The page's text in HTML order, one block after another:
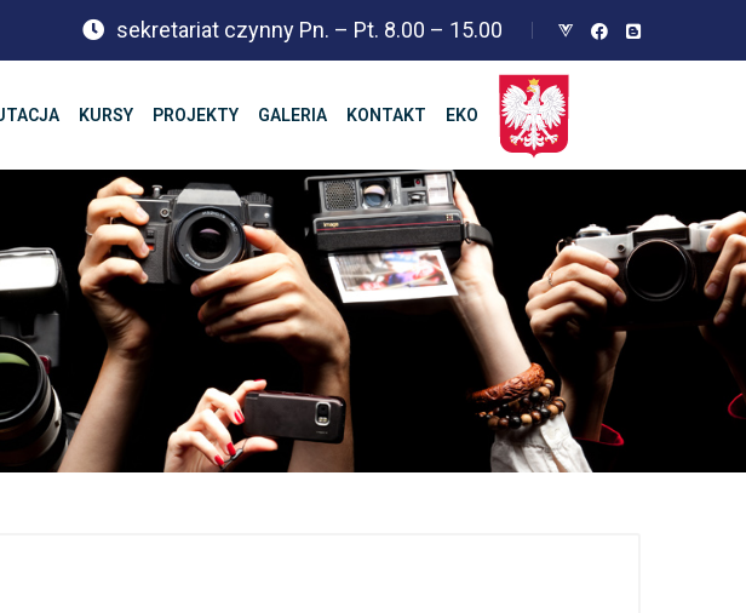
sekretariat czynny Pn. – Pt. 8.00 – 15.00
KURSY PROJEKTY GALERIA KONTAKT EKO